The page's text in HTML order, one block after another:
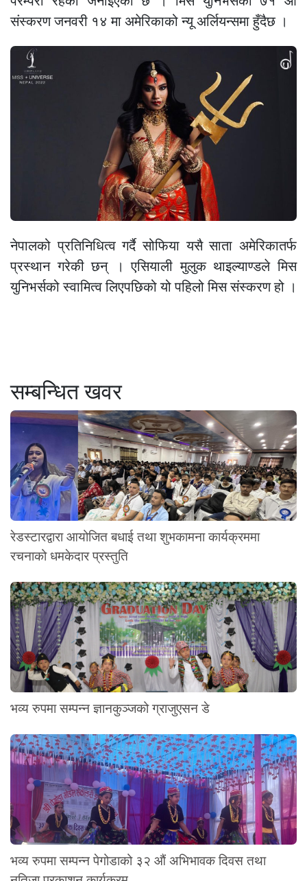
संस्करण जनवरी १४ मा अमेरिकाको न्यू अर्लियन्समा हुँदैछ ।
नेपालको प्रतिनिधित्व गर्दै सोफिया यसै साता अमेरिकातर्फ
प्रस्थान गरेकी छन् । एसियाली मुलुक थाइल्याण्डले मिस
युनिभर्सको स्वामित्व लिएपछिको यो पहिलो मिस संस्करण हो ।
सम्बन्धित खवर
रेडस्टारद्वारा आयोजित बधाई तथा शुभकामना कार्यक्रममा
रचनाको धमकेदार प्रस्तुति
भव्य रुपमा सम्पन्न ज्ञानकुञ्जको ग्राजुएसन डे
भव्य रुपमा सम्पन्न पेगोडाको ३२ औं अभिभावक दिवस तथा